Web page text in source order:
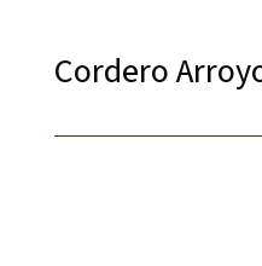
Cordero